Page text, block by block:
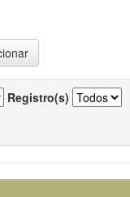
Registro(s)